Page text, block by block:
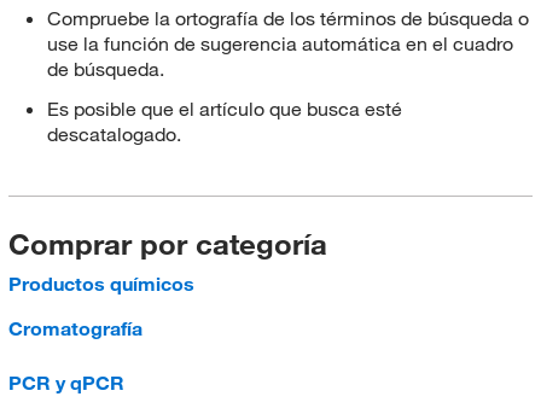
Compruebe la ortografía de los términos de búsqueda o
use la función de sugerencia automática en el cuadro
de búsqueda.
Es posible que el artículo que busca esté
descatalogado.
Comprar por categoría
Productos químicos
Cromatografía
PCR y qPCR